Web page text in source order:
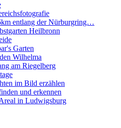
entlang der Nürburgring…
Heilbronn
Garten
Wilhelma
am Riegelberg
im Bild erzählen
und erkennen
in Ludwigsburg